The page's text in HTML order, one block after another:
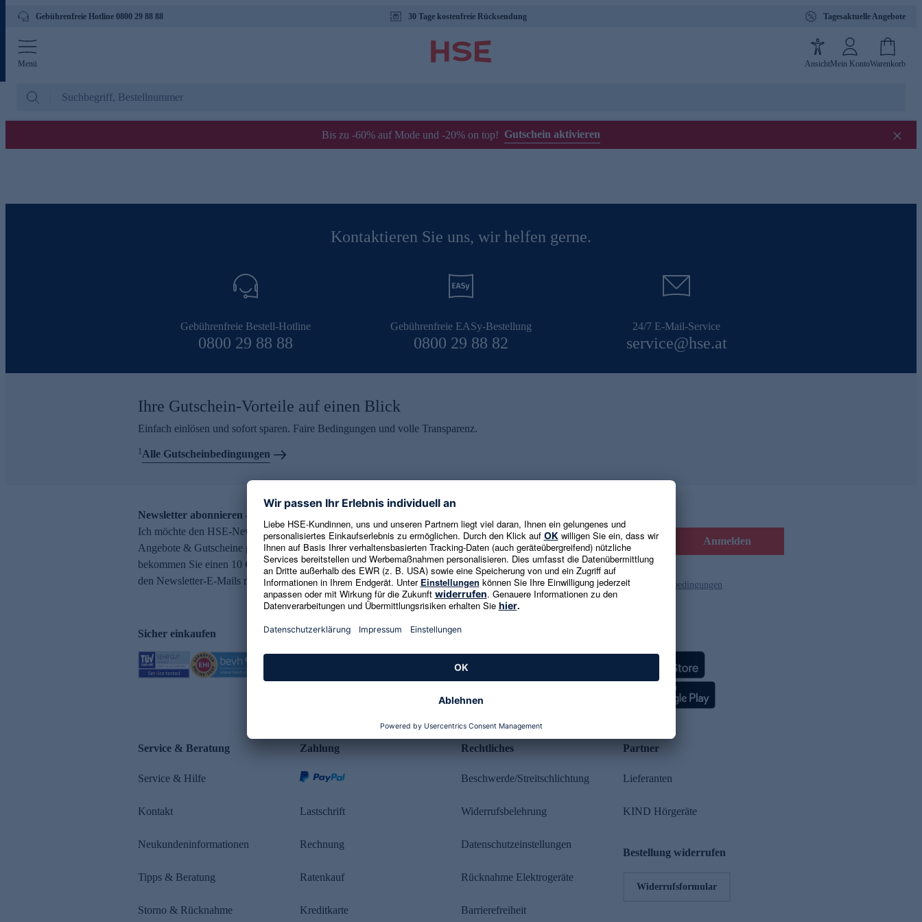
Gebührenfreie Hotline 0800 29 88 88 30 Tage kostenfreie Rücksendung Tagesaktuelle Angebote
Menü AnsichtMein KontoWarenkorb
Bis zu -60% auf Mode und -20% on top! Gutschein aktivieren
Kontaktieren Sie uns, wir helfen gerne.
Gebührenfreie Bestell-Hotline
0800 29 88 88
Gebührenfreie EASy-Bestellung
0800 29 88 82
24/7 E-Mail-Service
service@hse.at
Ihre Gutschein-Vorteile auf einen Blick
Einfach einlösen und sofort sparen. Faire Bedingungen und volle Transparenz.
1Alle Gutscheinbedingungen
Newsletter abonnieren – 10 € Gutschein erhalten
Ich möchte den HSE-Newsletter abonnieren und aktuelle Trends,
Angebote & Gutscheine per E-Mail erhalten. Als Dankeschön
bekommen Sie einen 10 € Gutschein. Eine Abmeldung ist jederzeit in
den Newsletter-E-Mails möglich.
E-Mail-Adresse eingeben Anmelden
Es gelten die Datenschutzrichtlinienund die Gutscheinbedingungen
Sicher einkaufen Kundenbewertung
Service & Beratung
Service & Hilfe
Kontakt
Neukundeninformationen
Tipps & Beratung
Storno & Rücknahme
Zahlung
Lastschrift
Rechnung
Ratenkauf
Kreditkarte
Rechtliches
Beschwerde/Streitschlichtung
Widerrufsbelehrung
Datenschutzeinstellungen
Rücknahme Elektrogeräte
Barrierefreiheit
Partner
Lieferanten
KIND Hörgeräte
Bestellung widerrufen
Widerrufsformular